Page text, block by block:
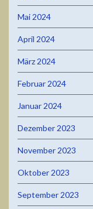
Mai 2024
April 2024
März 2024
Februar 2024
Januar 2024
Dezember 2023
November 2023
Oktober 2023
September 2023